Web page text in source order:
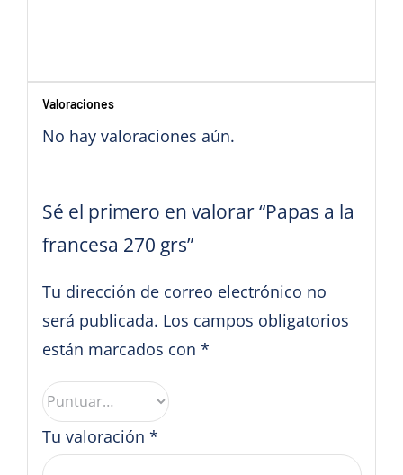
Valoraciones
No hay valoraciones aún.
Sé el primero en valorar “Papas a la
francesa 270 grs”
Tu dirección de correo electrónico no
será publicada. Los campos obligatorios
están marcados con *
Tu valoración *